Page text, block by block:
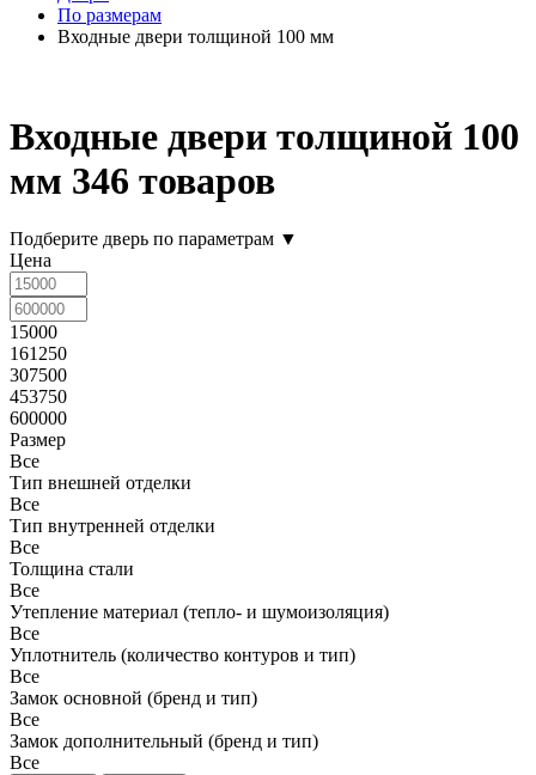
По размерам
Входные двери толщиной 100 мм
Входные двери толщиной 100
мм 346 товаров
Подберите дверь по параметрам ▼
Цена
15000
161250
307500
453750
600000
Размер
Все
Тип внешней отделки
Все
Тип внутренней отделки
Все
Толщина стали
Все
Утепление материал (тепло- и шумоизоляция)
Все
Уплотнитель (количество контуров и тип)
Все
Замок основной (бренд и тип)
Все
Замок дополнительный (бренд и тип)
Все